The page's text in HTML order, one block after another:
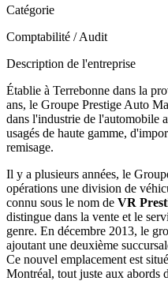
Catégorie
Comptabilité / Audit
Description de l'entreprise
Établie à Terrebonne dans la
ans, le Groupe Prestige Auto
dans l'industrie de l'automobile
usagés de haute gamme,
remisage.
Il y a plusieurs années, le
opérations une division de
connu sous le nom de VR
distingue dans la vente et le
genre. En décembre 2013, le
ajoutant une deuxième
Ce nouvel emplacement est
Montréal, tout juste aux abords